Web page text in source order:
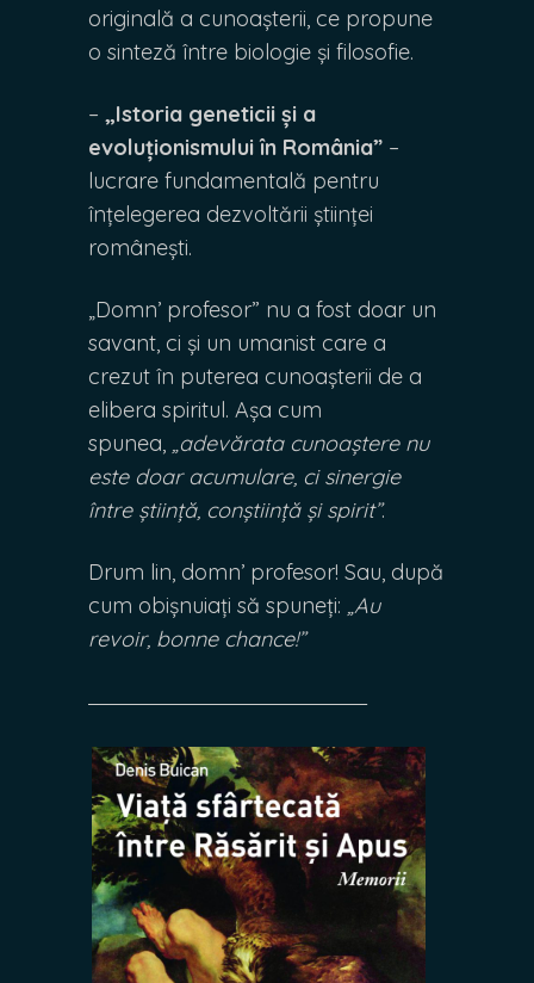
originală a cunoașterii, ce propune
o sinteză între biologie și filosofie.
– „Istoria geneticii și a
evoluționismului în România” –
lucrare fundamentală pentru
înțelegerea dezvoltării științei
românești.
„Domn’ profesor” nu a fost doar un
savant, ci și un umanist care a
crezut în puterea cunoașterii de a
elibera spiritul. Așa cum
spunea, „adevărata cunoaștere nu
este doar acumulare, ci sinergie
între știință, conștiință și spirit”.
Drum lin, domn’ profesor! Sau, după
cum obișnuiați să spuneți: „Au
revoir, bonne chance!”